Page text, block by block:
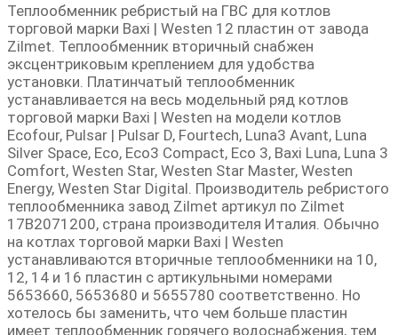
Теплообменник ребристый на ГВС для котлов
торговой марки Baxi | Westen 12 пластин от завода
Zilmet. Теплообменник вторичный снабжен
эксцентриковым креплением для удобства
установки. Платинчатый теплообменник
устанавливается на весь модельный ряд котлов
торговой марки Baxi | Westen на модели котлов
Ecofour, Pulsar | Pulsar D, Fourtech, Luna3 Avant, Luna
Silver Space, Eco, Eco3 Compact, Eco 3, Baxi Luna, Luna 3
Comfort, Westen Star, Westen Star Master, Westen
Energy, Westen Star Digital. Производитель ребристого
теплообменника завод Zilmet артикул по Zilmet
17B2071200, страна производителя Италия. Обычно
на котлах торговой марки Baxi | Westen
устанавливаются вторичные теплообменники на 10,
12, 14 и 16 пластин с артикульными номерами
5653660, 5653680 и 5655780 соответственно. Но
хотелось бы заменить, что чем больше пластин
имеет теплообменник горячего водоснабжения, тем